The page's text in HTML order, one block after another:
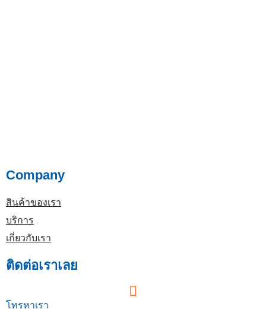
Company
สินค้าของเรา
บริการ
เกี่ยวกับเรา
ติดต่อเราเลย
โทรหาเรา